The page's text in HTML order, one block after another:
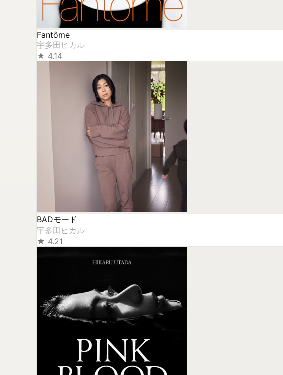
Fantôme
宇多田ヒカル
★ 4.14
BADモード
宇多田ヒカル
★ 4.21